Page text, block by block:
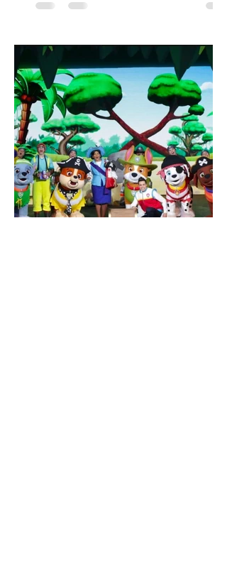
laboral en Chile. En un contexto donde el
experiencias laborales forman parte de la
realidad de miles de trabajadores, Trabajo
de Monos – Reflexiones de la Selva
Corporativa, del autor Mauricio Eduardo
Medina, ha trascendido el ámbito editorial